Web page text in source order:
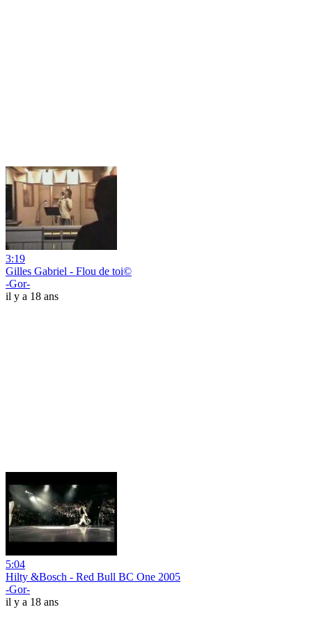
3:19
Gilles Gabriel - Flou de toi©
-Gor-
il y a 18 ans
5:04
Hilty &Bosch - Red Bull BC One 2005
-Gor-
il y a 18 ans